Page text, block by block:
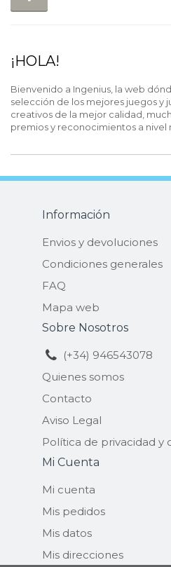
¡HOLA!
Bienvenido a Ingenius, la web
selección de los mejores juegos y
creativos de la mejor calidad,
premios y reconocimientos a nivel
Información
Envios y devoluciones
Condiciones generales
FAQ
Mapa web
Sobre Nosotros
(+34) 946543078
Quienes somos
Contacto
Aviso Legal
Política de privacidad y
Mi Cuenta
Mi cuenta
Mis pedidos
Mis datos
Mis direcciones